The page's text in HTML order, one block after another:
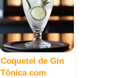
Coquetel de Gin
Tônica com